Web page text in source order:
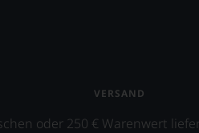
VERSAND
oder 250 € Warenwert